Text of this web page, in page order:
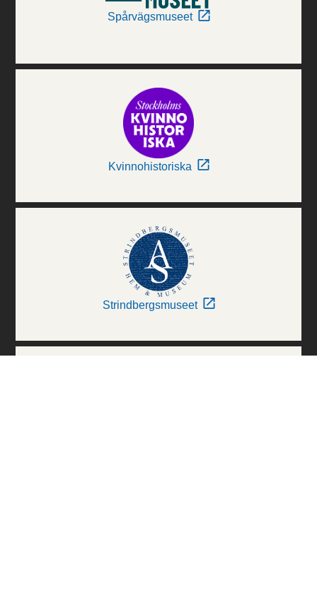
Spårvägsmuseet
Kvinnohistoriska
Strindbergsmuseet